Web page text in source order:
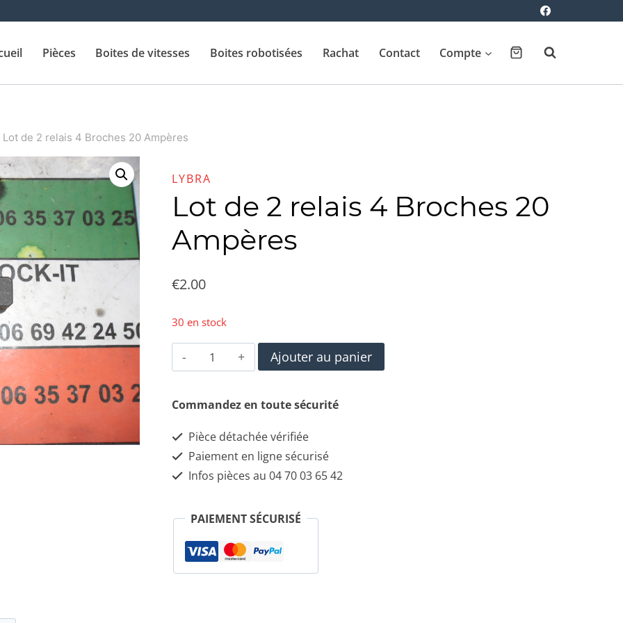
Pièces Boites de vitesses Boites robotisées Rachat Contact Compte
Lot de 2 relais 4 Broches 20 Ampères
LYBRA
Lot de 2 relais 4 Broches 20
Ampères
€2.00
30 en stock
quantité
de
2
relais
Ampères
Ajouter au panier
Commandez en toute sécurité
Pièce détachée vérifiée
Paiement en ligne sécurisé
Infos pièces au 04 70 03 65 42
PAIEMENT SÉCURISÉ